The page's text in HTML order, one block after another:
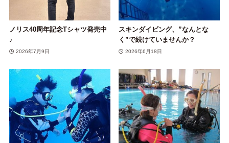
ノリス40周年記念Tシャツ発売中
♪
2026年7月9日
スキンダイビング、”なんとな
く”で続けていませんか？
2026年6月18日